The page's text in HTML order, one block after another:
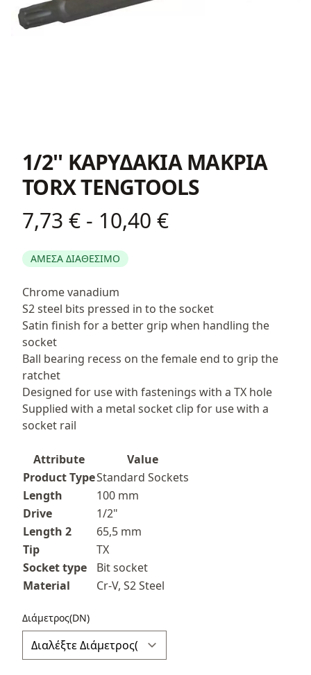
1/2'' ΚΑΡΥΔΑΚΙΑ ΜΑΚΡΙΑ
TORX TENGTOOLS
Product information
7,73 € - 10,40 €
ΑΜΕΣΑ ΔΙΑΘΕΣΙΜΟ
Περιγραφή
Chrome vanadium
S2 steel bits pressed in to the socket
Satin finish for a better grip when handling the
socket
Ball bearing recess on the female end to grip the
ratchet
Designed for use with fastenings with a TX hole
Supplied with a metal socket clip for use with a
socket rail
Attribute
Value
Product TypeStandard Sockets
Length
100 mm
Drive
1/2"
Length 2
65,5 mm
Tip
TX
Socket type
Bit socket
Material
Cr-V, S2 Steel
Διάμετρος(DN)